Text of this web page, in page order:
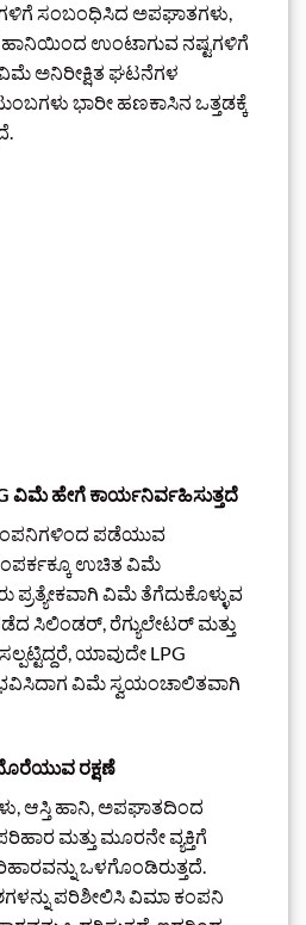
ಸಂಬಂಧಿಸಿದ ಅಪಘಾತಗಳು,
ಹಾನಿಯಿಂದ ಉಂಟಾಗುವ ನಷ್ಟಗಳಿಗೆ
ಅನಿರೀಕ್ಷಿತ ಘಟನೆಗಳ
ಭಾರೀ ಹಣಕಾಸಿನ ಒತ್ತಡಕ್ಕೆ
ವಿಮೆ ಹೇಗೆ ಕಾರ್ಯನಿರ್ವಹಿಸುತ್ತದೆ
ಕಂಪನಿಗಳಿಂದ ಪಡೆಯುವ
ಉಚಿತ ವಿಮೆ
ಪ್ರತ್ಯೇಕವಾಗಿ ವಿಮೆ ತೆಗೆದುಕೊಳ್ಳುವ
ಸಿಲಿಂಡರ್, ರೆಗ್ಯುಲೇಟರ್ ಮತ್ತು
ಯಾವುದೇ LPG
ವಿಮೆ ಸ್ವಯಂಚಾಲಿತವಾಗಿ
ರಕ್ಷಣೆ
ಆಸ್ತಿ ಹಾನಿ, ಅಪಘಾತದಿಂದ
ಮತ್ತು ಮೂರನೇ ವ್ಯಕ್ತಿಗೆ
ಒಳಗೊಂಡಿರುತ್ತದೆ.
ಪರಿಶೀಲಿಸಿ ವಿಮಾ ಕಂಪನಿ